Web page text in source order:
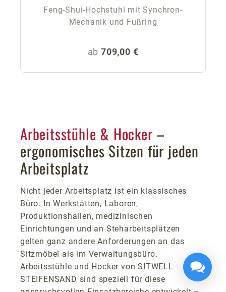
Feng-Shui-Hochstuhl mit Synchron-
Mechanik und Fußring
Regulärer Preis:
ab 709,00 €
Arbeitsstühle & Hocker –
ergonomisches Sitzen für jeden
Arbeitsplatz
Nicht jeder Arbeitsplatz ist ein klassisches
Büro. In Werkstätten, Laboren,
Produktionshallen, medizinischen
Einrichtungen und an Steharbeitsplätzen
gelten ganz andere Anforderungen an das
Sitzmöbel als im Verwaltungsbüro.
Arbeitsstühle und Hocker von SITWELL
STEIFENSAND sind speziell für diese